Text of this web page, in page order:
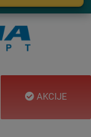
AKCIJE